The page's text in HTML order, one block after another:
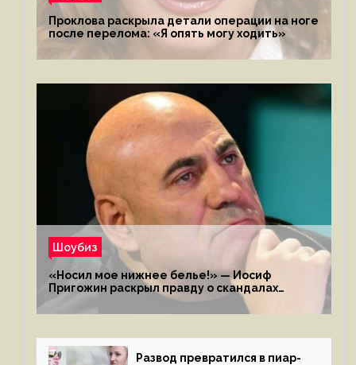
Проклова раскрыла детали операции на ноге
после перелома: «Я опять могу ходить»
Шоубиз
«Носил мое нижнее белье!» — Иосиф
Пригожин раскрыл правду о скандалах
с мужем своей экс-жены
Развод превратился в пиар-